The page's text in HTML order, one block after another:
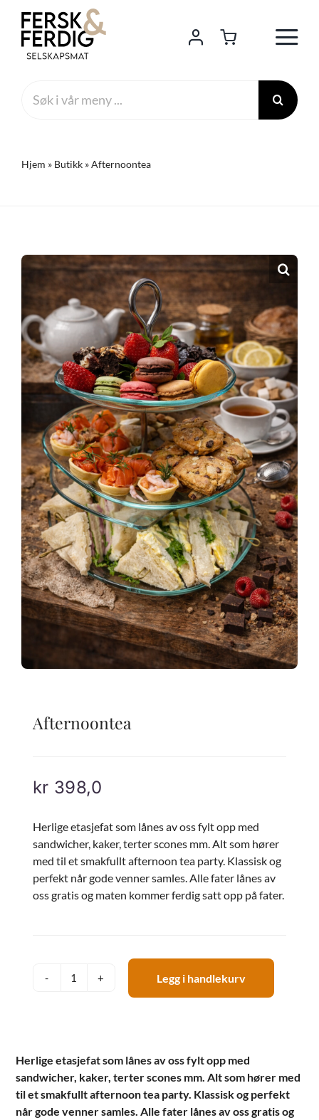
content
for:
Hjem » Butikk»Afternoontea
Afternoontea
kr 398,0
Herlige etasjefat som lånes av oss fylt opp med
sandwicher, kaker, terter scones mm. Alt som hører
med til et smakfullt afternoon tea party. Klassisk og
perfekt når gode venner samles. Alle fater lånes av
oss gratis og maten kommer ferdig satt opp på fater.
Afternoontea
Legg i handlekurv
Herlige etasjefat som lånes av oss fylt opp med
sandwicher, kaker, terter scones mm . Alt som hører med
til et smakfullt afternoon tea party. Klassisk og perfekt
når gode venner samles. Alle fater lånes av oss gratis og